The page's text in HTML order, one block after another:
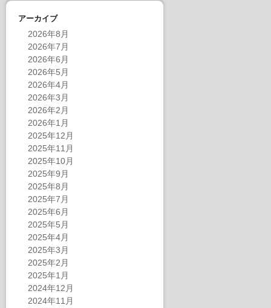
アーカイブ
2026年8月
2026年7月
2026年6月
2026年5月
2026年4月
2026年3月
2026年2月
2026年1月
2025年12月
2025年11月
2025年10月
2025年9月
2025年8月
2025年7月
2025年6月
2025年5月
2025年4月
2025年3月
2025年2月
2025年1月
2024年12月
2024年11月